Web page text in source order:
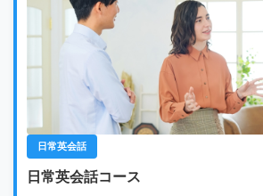
日常英会話
日常英会話コース